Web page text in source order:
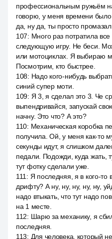
профессиональным ружьём
говорю, у меня времени
да, ну да, ты просто промазал.
107: Много раз потратила
следующую игру. Не беси.
или мотоциклах. Я выбираю
Посмотрим, кто быстрее.
108: Надо кого-нибудь
синий супер моти.
109: Я 3, я сделал это 3. Че
выпендривайся, запускай
начну. Это что? А это?
110: Механическая коробка
получила. Ой, у меня как-то
секунды идут, я слишком
педали. Подожди, куда жать,
тут фотку сделали уже.
111 : Я последняя, я в кого-то
дрифту? А ну, ну, ну, ну, ну,
надо втыкать, что тут надо
на 1 месте.
112: Шарю за механику, я
последняя.
113: Для человека, который